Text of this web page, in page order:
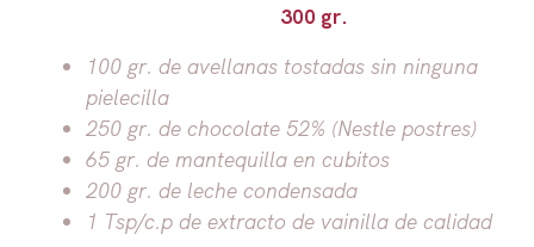
300 gr.
100 gr. de avellanas tostadas sin ninguna
pielecilla
250 gr. de chocolate 52% (Nestle postres)
65 gr. de mantequilla en cubitos
200 gr. de leche condensada
1 Tsp/c.p de extracto de vainilla de calidad